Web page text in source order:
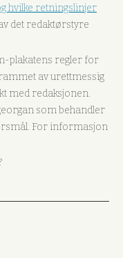
hvilke retningslinjer
det redaktørstyre
plakatens regler for
av urettmessig
med redaksjonen.
som behandler
For informasjon